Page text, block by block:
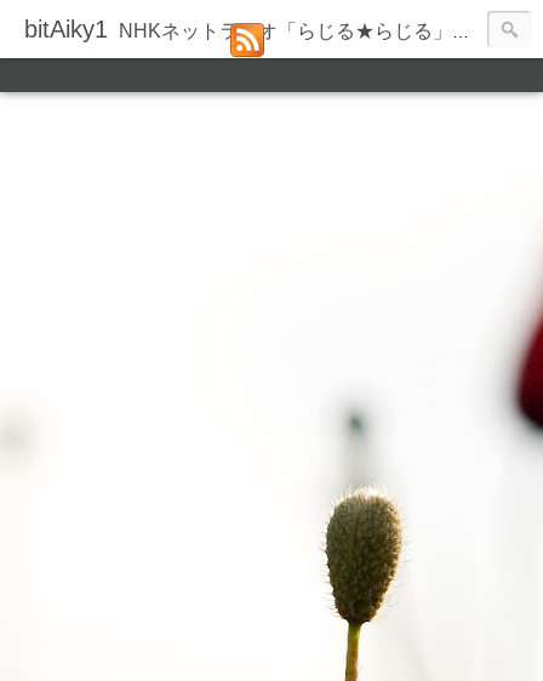
bitAiky1 NHKネットラジオ「らじる★らじる」の録音履歴